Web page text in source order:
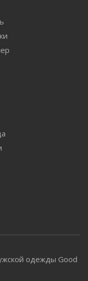
одежды Good